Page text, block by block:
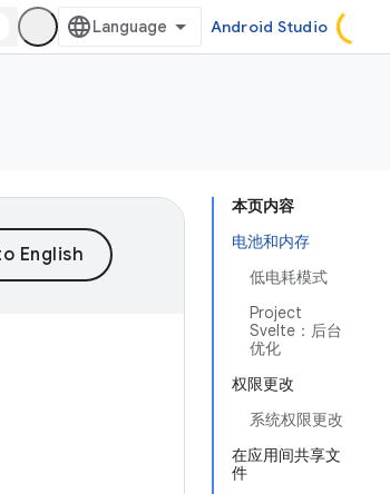
Android Studio
本页内容
电池和内存
低电耗模式
Project
Svelte：后台
优化
权限更改
系统权限更改
在应用间共享文
件